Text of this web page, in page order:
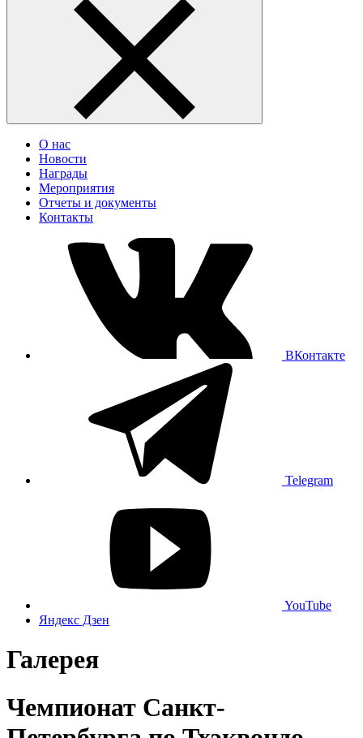
О нас
Новости
Награды
Мероприятия
Отчеты и документы
Контакты
ВКонтакте
Telegram
YouTube
Яндекс Дзен
Галерея
Чемпионат Санкт-